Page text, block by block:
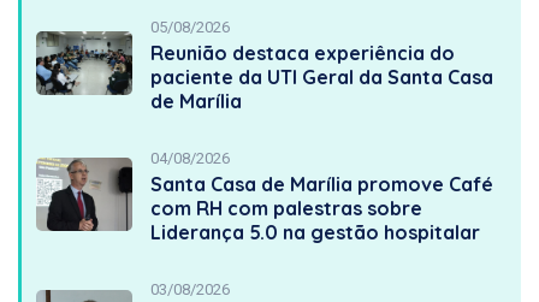
05/08/2026
Reunião destaca experiência do
paciente da UTI Geral da Santa Casa
de Marília
04/08/2026
Santa Casa de Marília promove Café
com RH com palestras sobre
Liderança 5.0 na gestão hospitalar
03/08/2026